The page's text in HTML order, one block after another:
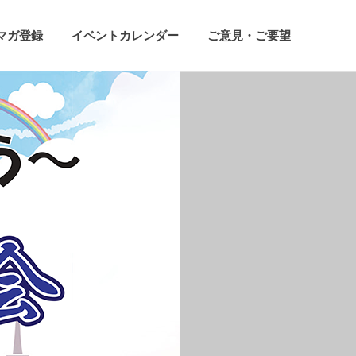
ガ登録 イベントカレンダー ご意見・ご要望